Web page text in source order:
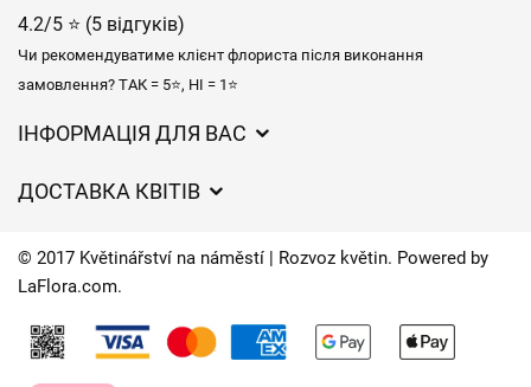
4.2/5 ⭐ (5 відгуків)
Чи рекомендуватиме клієнт флориста після виконання
замовлення? ТАК = 5⭐, НІ = 1⭐
ІНФОРМАЦІЯ ДЛЯ ВАС
Захист персональних даних
Час доставки квітів – огляд можливостей
ДОСТАВКА КВІТІВ
Куди ми доставляємо квіти
Контакти
© 2017 Květinářství na náměstí | Rozvoz květin. Powered by
LaFlora.com.